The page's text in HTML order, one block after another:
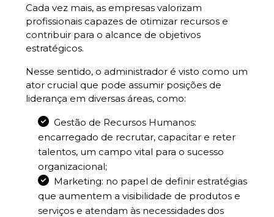
Cada vez mais, as empresas valorizam
profissionais capazes de otimizar recursos e
contribuir para o alcance de objetivos
estratégicos.
Nesse sentido, o administrador é visto como um
ator crucial que pode assumir posições de
liderança em diversas áreas, como:
Gestão de Recursos Humanos:
encarregado de recrutar, capacitar e reter
talentos, um campo vital para o sucesso
organizacional;
Marketing: no papel de definir estratégias
que aumentem a visibilidade de produtos e
serviços e atendam às necessidades dos